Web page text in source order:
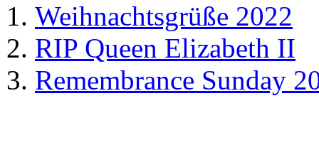
Weihnachtsgrüße 2022
RIP Queen Elizabeth II
Remembrance Sunday